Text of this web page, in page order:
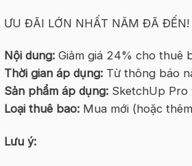
ƯU ĐÃI LỚN NHẤT NĂM ĐÃ
Nội dung: Giảm giá 24% cho thuê
Thời gian áp dụng: Từ thông báo
Sản phẩm áp dụng: SketchUp Pro
Loại thuê bao: Mua mới (hoặc
Lưu ý: